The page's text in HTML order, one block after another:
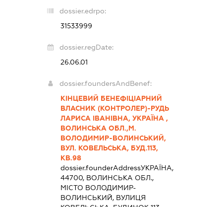
dossier.edrpo:
31533999
dossier.regDate:
26.06.01
dossier.foundersAndBenef:
КІНЦЕВИЙ БЕНЕФІЦІАРНИЙ
ВЛАСНИК (КОНТРОЛЕР)-РУДЬ
ЛАРИСА ІВАНІВНА, УКРАЇНА ,
ВОЛИНСЬКА ОБЛ.,М.
ВОЛОДИМИР-ВОЛИНСЬКИЙ,
ВУЛ. КОВЕЛЬСЬКА, БУД.113,
КВ.98
dossier.founderAddressУКРАЇНА,
44700, ВОЛИНСЬКА ОБЛ.,
МІСТО ВОЛОДИМИР-
ВОЛИНСЬКИЙ, ВУЛИЦЯ